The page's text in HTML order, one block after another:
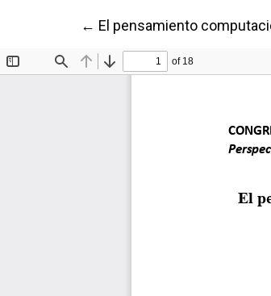
← Volver a los detalles del
El pensamiento